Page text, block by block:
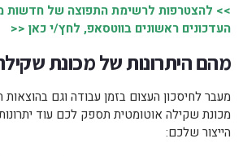
>> להצטרפות לרשימת התפוצה של חדשות
העדכונים ראשונים בווטסאפ, לחץ/י כאן <<
מהם היתרונות של מכונת
מעבר לחיסכון העצום בזמן עבודה וגם
מכונת שקילה אוטומטית תספק לכם עוד
הייצור שלכם: